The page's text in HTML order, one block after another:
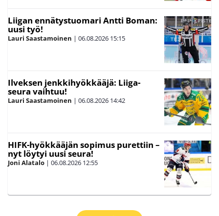
Liigan ennätystuomari Antti Boman:
uusi työ!
Lauri Saastamoinen | 06.08.2026 15:15
Ilveksen jenkkihyökkääjä: Liiga-
seura vaihtuu!
Lauri Saastamoinen | 06.08.2026 14:42
HIFK-hyökkääjän sopimus purettiin –
nyt löytyi uusi seura!
Joni Alatalo | 06.08.2026 12:55